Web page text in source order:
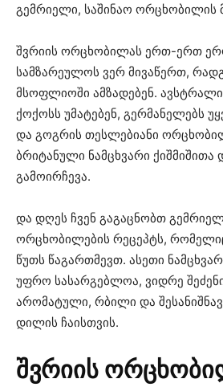
გემრიელი, საშინაო ორცხობილის
შვრიის ორცხობილას ერთ-ერთ
სამზარეულოს ვერ მივაწერთ,
მსოფლიოში ამზადებენ.
ქოქოსს უმატებენ, გერმანელებს
და გოგრის თესლებიანი
ბრიტანული ნამცხვარი
გამოირჩევა.
და დღეს ჩვენ გაგაცნობთ
ორცხობილების რეცეპტს,
წუთს წაგართმევთ. ასეთი
უფრო სასარგებლოა, ვიდრე
არომატული, რბილი და
დილის ჩაისთვის.
შვრიის